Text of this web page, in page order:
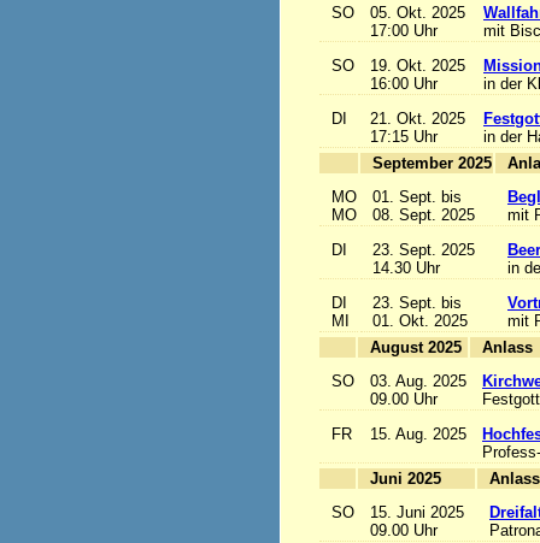
SO
05. Okt. 2025
17:00 Uhr
mit
SO
19. Okt. 2025
16:00 Uhr
in der
DI
21. Okt. 2025
17:15 Uhr
in der
September 2025
MO
MO
01. Sept. bis
08. Sept. 2025
mit
DI
23. Sept. 2025
14.30 Uhr
in
DI
MI
23. Sept. bis
01. Okt. 2025
mit
August 2025
SO
03. Aug. 2025
09.00 Uhr
FR
15. Aug. 2025
Juni 2025
SO
15. Juni 2025
09.00 Uhr